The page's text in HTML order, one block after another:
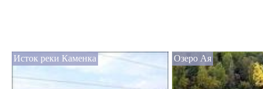
Исток реки Каменка Озеро Ая